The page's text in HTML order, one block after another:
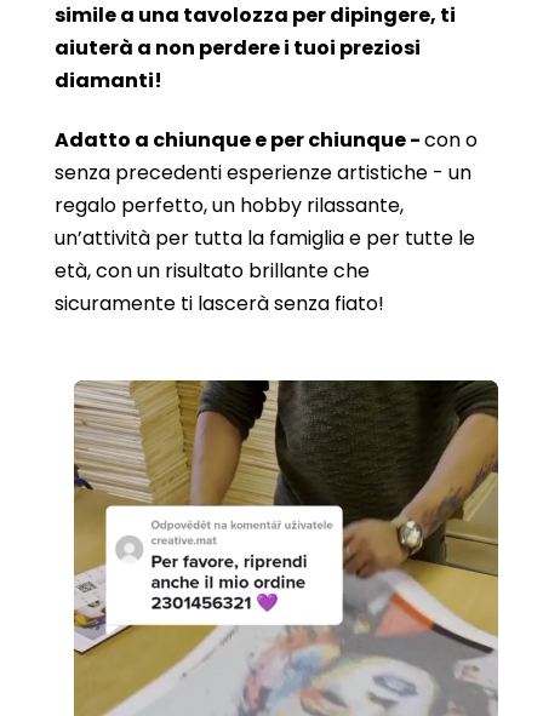
simile a una tavolozza per dipingere, ti
aiuterà a non perdere i tuoi preziosi
diamanti!
Adatto a chiunque e per chiunque -con o
senza precedenti esperienze artistiche - un
regalo perfetto, un hobby rilassante,
un’attività per tutta la famiglia e per tutte le
età, con un risultato brillante che
sicuramente ti lascerà senza fiato!